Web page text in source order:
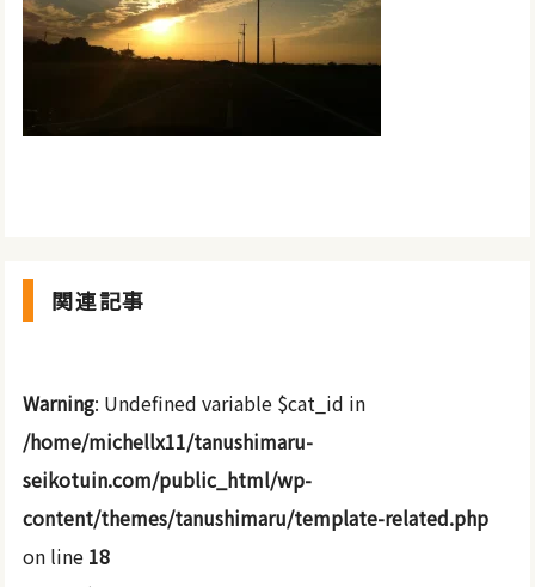
関連記事
Warning: Undefined variable $cat_id in
/home/michellx11/tanushimaru-
seikotuin.com/public_html/wp-
content/themes/tanushimaru/template-related.php
on line 18